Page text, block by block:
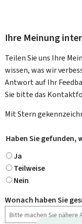
Ihre Meinung
Teilen Sie uns Ihre
wissen, was wir
Antwort auf Ihr
Sie bitte das
Mit Stern
Haben Sie gefunden,
Ja
Teilweise
Nein
Wonach haben Sie